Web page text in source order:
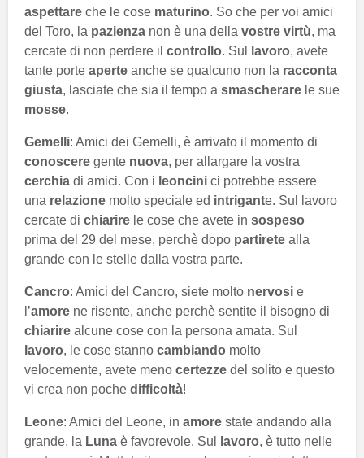
aspettare che le cose maturino. So che per voi amici
del Toro, la pazienza non è una della vostre virtù, ma
cercate di non perdere il controllo. Sul lavoro, avete
tante porte aperte anche se qualcuno non la racconta
giusta, lasciate che sia il tempo a smascherare le sue
mosse.
Gemelli: Amici dei Gemelli, è arrivato il momento di
conoscere gente nuova, per allargare la vostra
cerchia di amici. Con i leoncini ci potrebbe essere
una relazione molto speciale ed intrigante. Sul lavoro
cercate di chiarire le cose che avete in sospeso
prima del 29 del mese, perchè dopo partirete alla
grande con le stelle dalla vostra parte.
Cancro: Amici del Cancro, siete molto nervosi e
l’amore ne risente, anche perchè sentite il bisogno di
chiarire alcune cose con la persona amata. Sul
lavoro, le cose stanno cambiando molto
velocemente, avete meno certezze del solito e questo
vi crea non poche difficoltà!
Leone: Amici del Leone, in amore state andando alla
grande, la Luna è favorevole. Sul lavoro, è tutto nelle